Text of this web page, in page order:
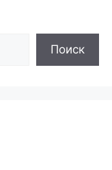
Поиск